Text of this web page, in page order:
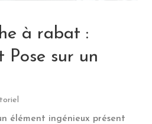
à rabat :
Pose sur un
élément ingénieux présent